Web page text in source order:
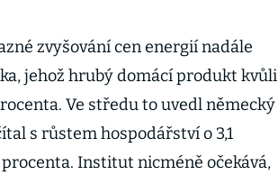
zvyšování cen energií nadále
jehož hrubý domácí produkt kvůli
Ve středu to uvedl německý
s růstem hospodářství o 3,1
Institut nicméně očekává,